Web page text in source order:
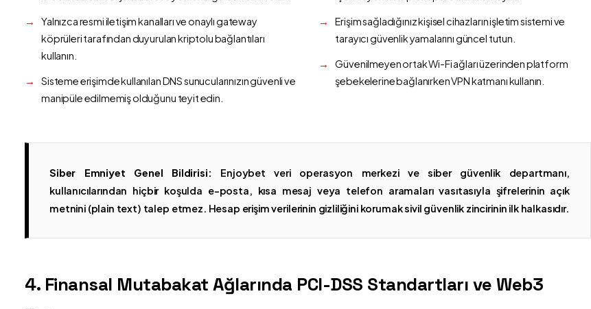
Yalnızca resmi iletişim kanalları ve onaylı gateway
köprüleri tarafından duyurulan kriptolu bağlantıları
kullanın.
Sisteme erişimde kullanılan DNS sunucularınızın güvenli ve
manipüle edilmemiş olduğunu teyit edin.
Erişim sağladığınız kişisel cihazların işletim sistemi ve
tarayıcı güvenlik yamalarını güncel tutun.
Güvenilmeyen ortak Wi-Fi ağları üzerinden platform
şebekelerine bağlanırken VPN katmanı kullanın.
Siber Emniyet Genel Bildirisi: Enjoybet veri operasyon merkezi ve siber güvenlik departmanı,
kullanıcılarından hiçbir koşulda e-posta, kısa mesaj veya telefon aramaları vasıtasıyla şifrelerinin açık
metnini (plain text) talep etmez. Hesap erişim verilerinin gizliliğini korumak sivil güvenlik zincirinin ilk halkasıdır.
4. Finansal Mutabakat Ağlarında PCI-DSS Standartları ve Web3